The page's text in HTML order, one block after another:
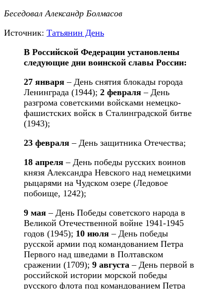
Беседовал Александр Болмасов
Источник: Татьянин День
В Российской Федерации установлены
следующие дни воинской славы России:
27 января – День снятия блокады города
Ленинграда (1944); 2 февраля – День
разгрома советскими войсками немецко-
фашистских войск в Сталинградской битве
(1943);
23 февраля – День защитника Отечества;
18 апреля – День победы русских воинов
князя Александра Невского над немецкими
рыцарями на Чудском озере (Ледовое
побоище, 1242);
9 мая – День Победы советского народа в
Великой Отечественной войне 1941-1945
годов (1945); 10 июля – День победы
русской армии под командованием Петра
Первого над шведами в Полтавском
сражении (1709); 9 августа – День первой в
российской истории морской победы
русского флота под командованием Петра